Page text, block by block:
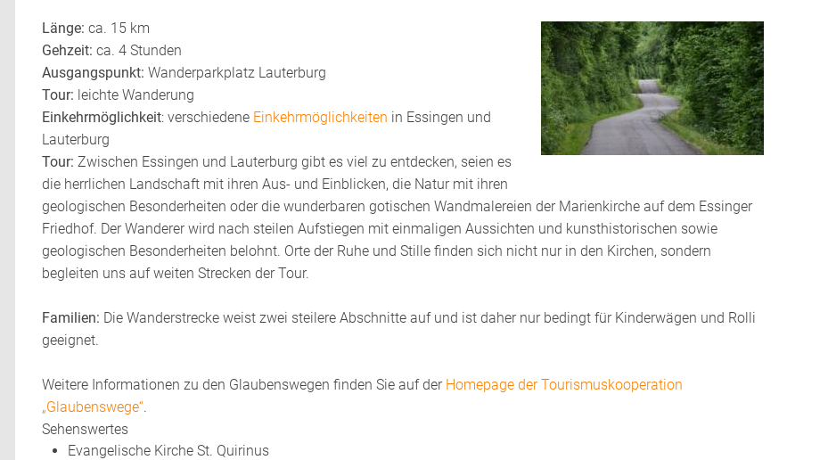
Länge: ca. 15 km
Gehzeit: ca. 4 Stunden
Ausgangspunkt: Wanderparkplatz Lauterburg
Tour: leichte Wanderung
Einkehrmöglichkeit: verschiedene Einkehrmöglichkeiten in Essingen und
Lauterburg
Tour: Zwischen Essingen und Lauterburg gibt es viel zu entdecken, seien es
die herrlichen Landschaft mit ihren Aus- und Einblicken, die Natur mit ihren
geologischen Besonderheiten oder die wunderbaren gotischen Wandmalereien der Marienkirche auf dem Essinger
Friedhof. Der Wanderer wird nach steilen Aufstiegen mit einmaligen Aussichten und kunsthistorischen sowie
geologischen Besonderheiten belohnt. Orte der Ruhe und Stille finden sich nicht nur in den Kirchen, sondern
begleiten uns auf weiten Strecken der Tour.
Familien: Die Wanderstrecke weist zwei steilere Abschnitte auf und ist daher nur bedingt für Kinderwägen und Rolli
geeignet.
Weitere Informationen zu den Glaubenswegen finden Sie auf der Homepage der Tourismuskooperation
„Glaubenswege“.
Sehenswertes
Evangelische Kirche St. Quirinus